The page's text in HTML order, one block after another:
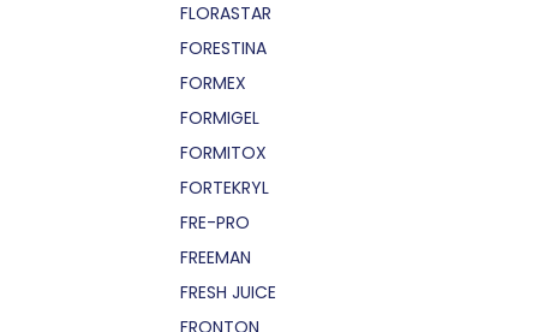
FLORASTAR
FORESTINA
FORMEX
FORMIGEL
FORMITOX
FORTEKRYL
FRE-PRO
FREEMAN
FRESH JUICE